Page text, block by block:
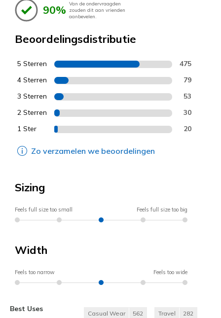
90% Van de ondervraagden
zouden dit aan vrienden
aanbevelen.
Beoordelingsdistributie
5 Sterren 475
4 Sterren 79
3 Sterren 53
2 Sterren 30
1 Ster 20
Zo verzamelen we beoordelingen
Sizing
Feels full size too small Feels full size too big
Width
Feels too narrow Feels too wide
Best Uses
Casual Wear 562 Travel 282